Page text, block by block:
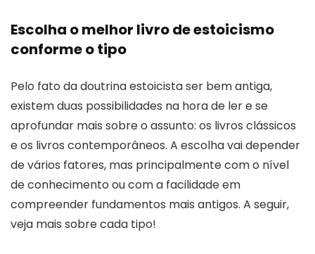
Escolha o melhor livro de estoicismo
conforme o tipo
Pelo fato da doutrina estoicista ser bem antiga,
existem duas possibilidades na hora de ler e se
aprofundar mais sobre o assunto: os livros clássicos
e os livros contemporâneos. A escolha vai depender
de vários fatores, mas principalmente com o nível
de conhecimento ou com a facilidade em
compreender fundamentos mais antigos. A seguir,
veja mais sobre cada tipo!